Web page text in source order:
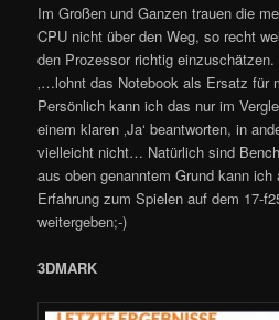
Im Großen und Ganzen trauen die
CPU nicht über den Weg, so recht
den Prozessor richtig
‚…lohnt das Notebook als Ersatz für
Persönlich kann ich das nur im
einem klaren ‚Ja‘ beantworten, in
vielleicht nicht… Natürlich sind
aus oben genanntem Grund kann
Erfahrung zum Spielen auf dem 17-
weitergeben;-)
3DMARK